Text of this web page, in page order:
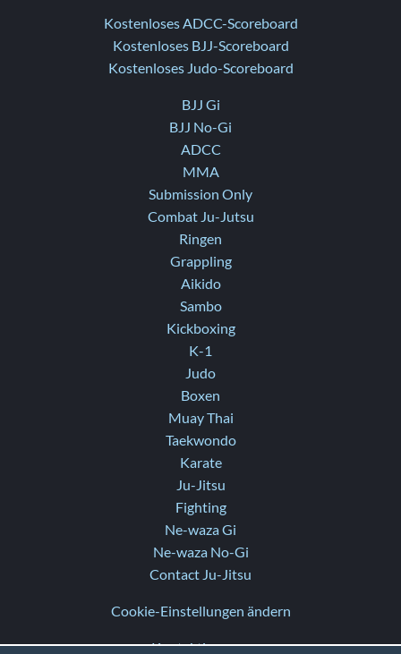
Kostenloses ADCC-Scoreboard
Kostenloses BJJ-Scoreboard
Kostenloses Judo-Scoreboard
BJJ Gi
BJJ No-Gi
ADCC
MMA
Submission Only
Combat Ju-Jutsu
Ringen
Grappling
Aikido
Sambo
Kickboxing
K-1
Judo
Boxen
Muay Thai
Taekwondo
Karate
Ju-Jitsu
Fighting
Ne-waza Gi
Ne-waza No-Gi
Contact Ju-Jitsu
Cookie-Einstellungen ändern
Kontaktiere uns